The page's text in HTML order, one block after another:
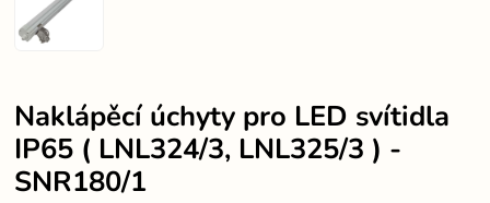
Naklápěcí úchyty pro LED svítidla
IP65 ( LNL324/3, LNL325/3 ) -
SNR180/1